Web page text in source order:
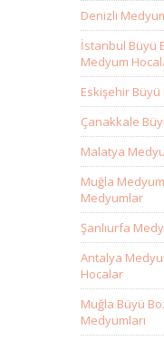
Denizli
İstanbul Büyü
Medyum
Eskişehir
Çanakkale
Malatya
Muğla
Medyumlar
Şanlıurfa
Antalya
Hocalar
Muğla Büyü
Medyumları